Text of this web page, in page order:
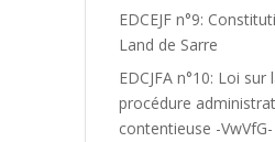
EDCEJF n°9:
Land de Sarre
EDCJFA n°10: Loi sur
procédure
contentieuse -VwVfG-